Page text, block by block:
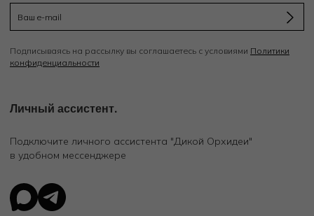
Подписываясь на рассылку вы соглашаетесь с условиями Политики
конфиденциальности
Личный ассистент.
Подключите личного ассистента "Дикой Орхидеи"
в удобном мессенджере